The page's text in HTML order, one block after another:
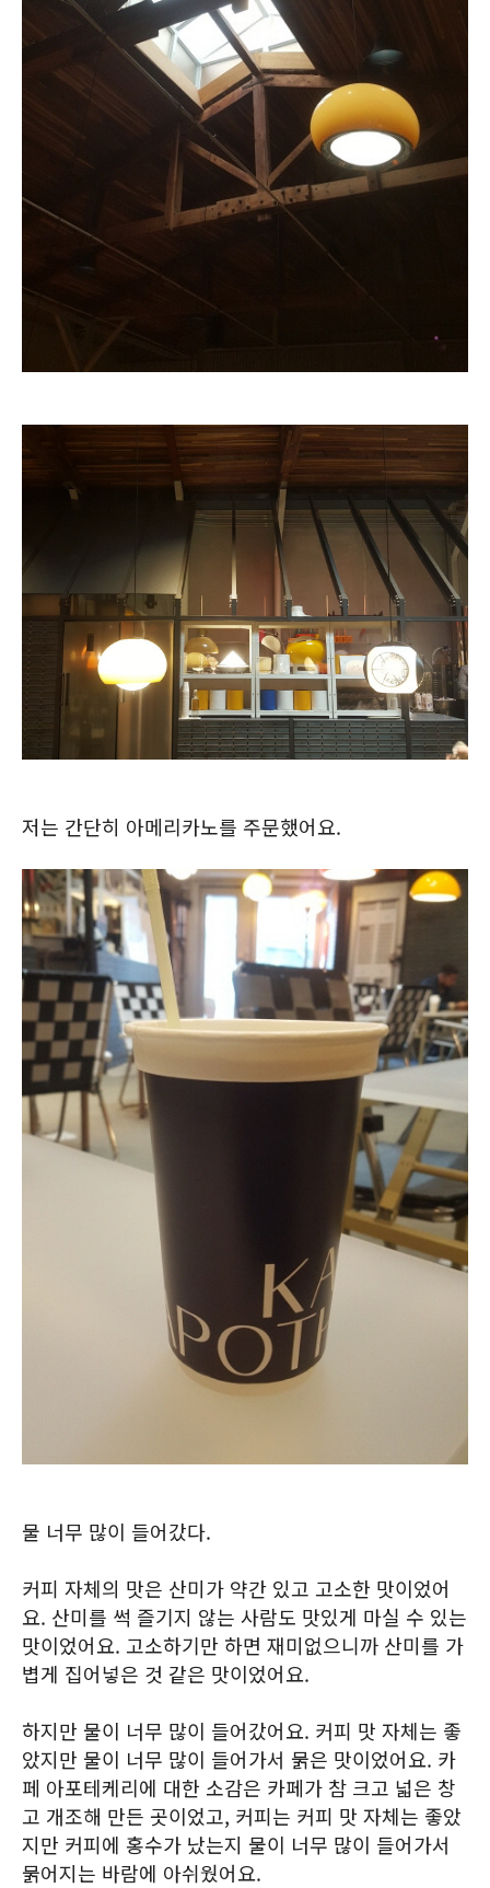
저는 간단히 아메리카노를 주문했어요.
물 너무 많이 들어갔다.
커피 자체의 맛은 산미가 약간 있고 고소한 맛이었어
요. 산미를 썩 즐기지 않는 사람도 맛있게 마실 수 있는
맛이었어요. 고소하기만 하면 재미없으니까 산미를 가
볍게 집어넣은 것 같은 맛이었어요.
하지만 물이 너무 많이 들어갔어요. 커피 맛 자체는 좋
았지만 물이 너무 많이 들어가서 묽은 맛이었어요. 카
페 아포테케리에 대한 소감은 카페가 참 크고 넓은 창
고 개조해 만든 곳이었고, 커피는 커피 맛 자체는 좋았
지만 커피에 홍수가 났는지 물이 너무 많이 들어가서
묽어지는 바람에 아쉬웠어요.